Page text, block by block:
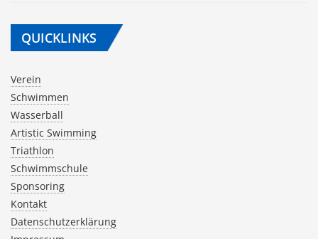
QUICKLINKS
Verein
Schwimmen
Wasserball
Artistic Swimming
Triathlon
Schwimmschule
Sponsoring
Kontakt
Datenschutzerklärung